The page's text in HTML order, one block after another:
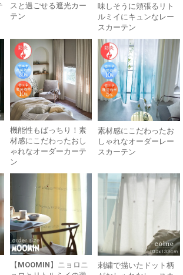
スと過ごせる遮光カー
テン
味しそうに頬張るリト
ルミイにキュンなレー
スカーテン
機能性もばっちり！素
材感にこだわったおし
ゃれなオーダーカーテ
ン
素材感にこだわったお
しゃれなオーダーレー
スカーテン
【MOOMIN】ニョロニ
刺繍で描いたドット柄